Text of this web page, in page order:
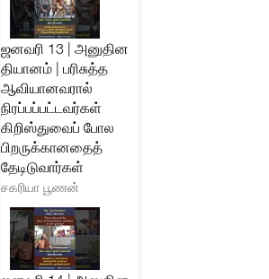
ஜனவரி 13 | அனுதின
தியானம் | பரிசுத்த
ஆவியானவரால்
நிரப்பப்பட்டவர்கள்
கிறிஸ்துவைப் போல
பிறருக்கானதைத்
தேடிடுவார்கள்
சகரியா பூணன்